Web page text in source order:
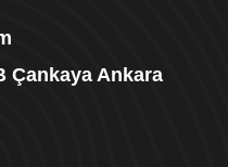
Çankaya Ankara